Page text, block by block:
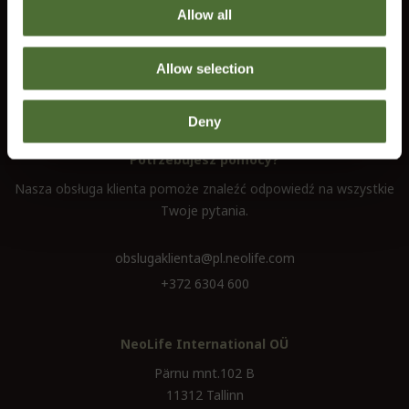
Allow all
Allow selection
Deny
Prawo do rezygnacji
Potrzebujesz pomocy?
Nasza obsługa klienta pomoże znaleźć odpowiedź na wszystkie
Twoje pytania.
obslugaklienta@pl.neolife.com
+372 6304 600
NeoLife International OÜ
Pärnu mnt.102 B
11312 Tallinn